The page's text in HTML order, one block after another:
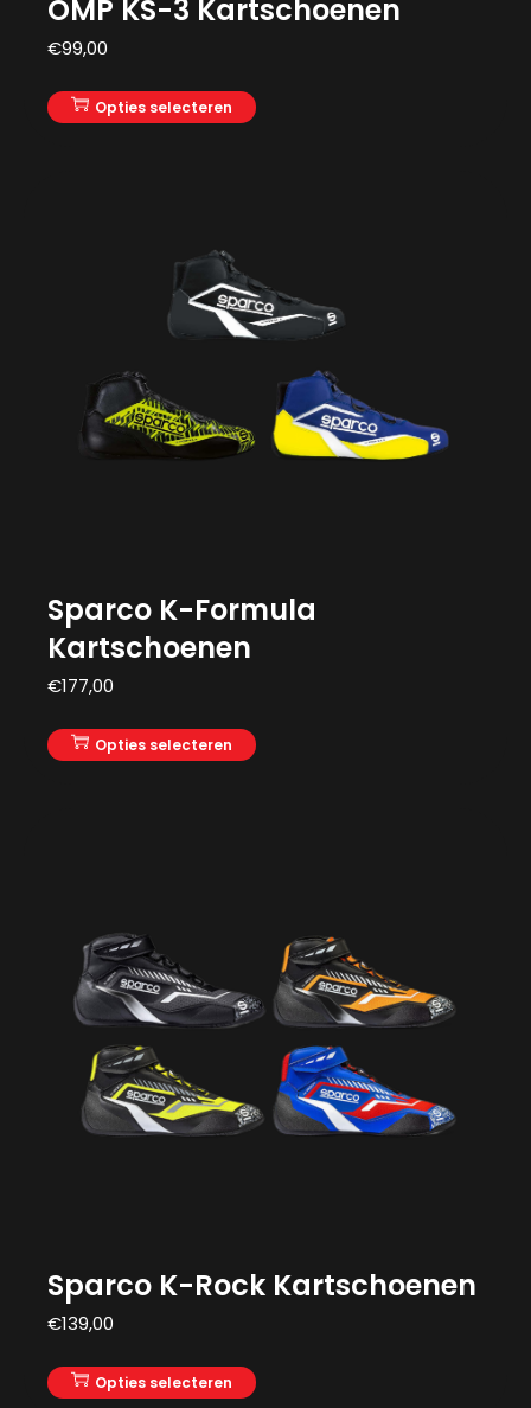
OMP KS-3 Kartschoenen
€99,00
Opties selecteren
Sparco K-Formula
Kartschoenen
€177,00
Opties selecteren
Sparco K-Rock Kartschoenen
€139,00
Opties selecteren